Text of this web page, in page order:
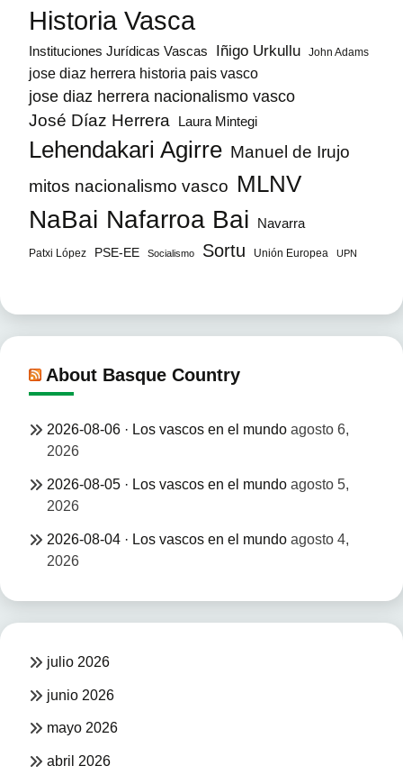
Historia Vasca
Instituciones Jurídicas Vascas Iñigo Urkullu John Adams
jose diaz herrera historia pais vasco
jose diaz herrera nacionalismo vasco
José Díaz Herrera Laura Mintegi
Lehendakari Agirre Manuel de Irujo
mitos nacionalismo vasco MLNV
NaBai Nafarroa Bai Navarra
Patxi López PSE-EE Socialismo Sortu Unión Europea UPN
About Basque Country
2026-08-06 · Los vascos en el mundo agosto 6,
2026
2026-08-05 · Los vascos en el mundo agosto 5,
2026
2026-08-04 · Los vascos en el mundo agosto 4,
2026
julio 2026
junio 2026
mayo 2026
abril 2026